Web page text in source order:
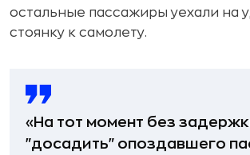
остальные пассажиры уехали на
стоянку к самолету.
«На тот момент без
"досадить" опоздавшего